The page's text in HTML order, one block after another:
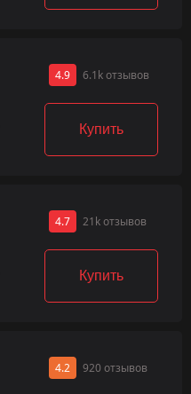
4.9 6.1k отзывов
Купить
4.7 21k отзывов
Купить
4.2 920 отзывов